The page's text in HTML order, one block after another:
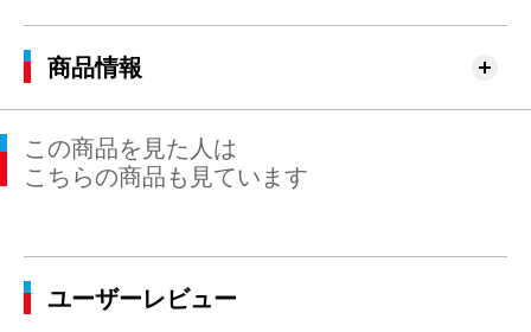
商品情報
この商品を見た人は
こちらの商品も見ています
ユーザーレビュー